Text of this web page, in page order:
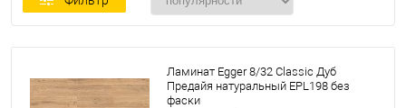
Ламинат Egger 8/32 Classic Дуб
Предайя натуральный EPL198 без
фаски